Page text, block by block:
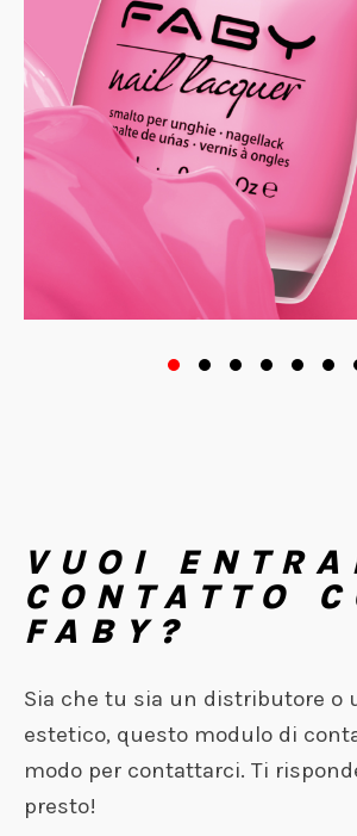
VUOI
CONTATTO
FABY?
Sia che tu sia un distributore o
estetico, questo modulo di
modo per contattarci. Ti
presto!